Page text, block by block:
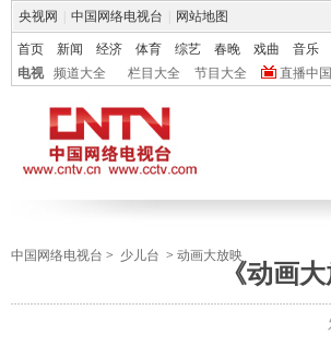
央视网 中国网络电视台 网站地图
首页 新闻 经济 体育 综艺 春晚 戏曲 音乐
电视
频道大全 栏目大全 节目大全 直播中国
中国网络电视台 > 少儿台 > 动画大放映
《动画